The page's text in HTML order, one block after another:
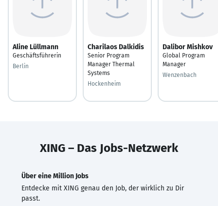
Aline Lüllmann
Geschäftsführerin
Berlin
Charilaos Dalkidis
Senior Program
Manager Thermal
Systems
Hockenheim
Dalibor Mishkov
Global Program
Manager
Wenzenbach
XING – Das Jobs-Netzwerk
Über eine Million Jobs
Entdecke mit XING genau den Job, der wirklich zu Dir
passt.